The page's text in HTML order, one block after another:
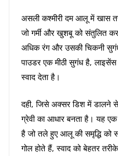
असली कश्मीरी दम आलू में खास
जो गर्मी और खुशबू को संतुलित
अधिक रंग और उसकी चिकनी
पाउडर एक मीठी सुगंध है, लाइसेंस
स्वाद देता है।
दही, जिसे अक्सर डिश में डालने
ग्रेवी का आधार बनता है। यह एक
है जो तले हुए आलू की समृद्धि
गोल होते हैं, स्वाद को बेहतर